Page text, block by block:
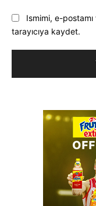
Ismimi, e-
tarayıcıya kaydet.